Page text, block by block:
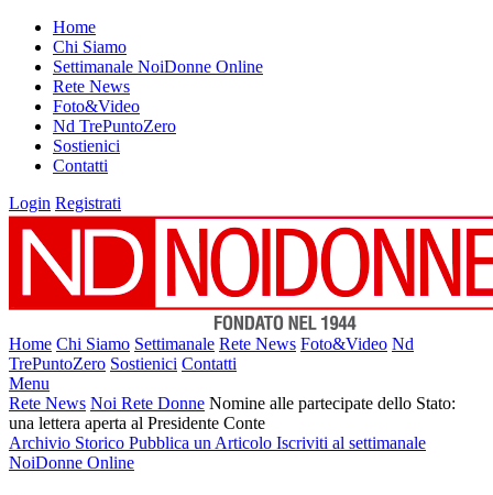
Home
Chi Siamo
Settimanale NoiDonne Online
Rete News
Foto&Video
Nd TrePuntoZero
Sostienici
Contatti
Login Registrati
Home Chi Siamo Settimanale Rete News Foto&Video Nd
TrePuntoZero Sostienici Contatti
Menu
Rete News Noi Rete Donne Nomine alle partecipate dello Stato:
una lettera aperta al Presidente Conte
Archivio Storico Pubblica un Articolo Iscriviti al settimanale
NoiDonne Online